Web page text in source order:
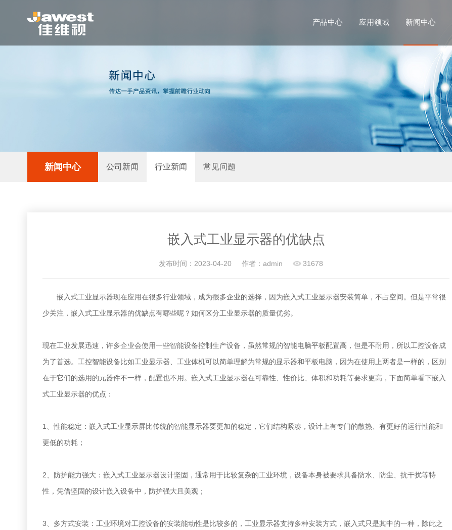
产品中心 应用领域 新闻中心
新闻中心 公司新闻 行业新闻 常见问题
嵌入式工业显示器的优缺点
发布时间：2023-04-20 作者：admin 31678
嵌入式工业显示器现在应用在很多行业领域，成为很多企业的选择，因为嵌入式工业显示器安装简单，不占空间。但是平常很
少关注，嵌入式工业显示器的优缺点有哪些呢？如何区分工业显示器的质量优劣。
现在工业发展迅速，许多企业会使用一些智能设备控制生产设备，虽然常规的智能电脑平板配置高，但是不耐用，所以工控设备成
为了首选。工控智能设备比如工业显示器、工业体机可以简单理解为常规的显示器和平板电脑，因为在使用上两者是一样的，区别
在于它们的选用的元器件不一样，配置也不用。嵌入式工业显示器在可靠性、性价比、体积和功耗等要求更高，下面简单看下嵌入
式工业显示器的优点：
1、性能稳定：嵌入式工业显示屏比传统的智能显示器要更加的稳定，它们结构紧凑，设计上有专门的散热、有更好的运行性能和
更低的功耗；
2、防护能力强大：嵌入式工业显示器设计坚固，通常用于比较复杂的工业环境，设备本身被要求具备防水、防尘、抗干扰等特
性，凭借坚固的设计嵌入设备中，防护强大且美观；
3、多方式安装：工业环境对工控设备的安装能动性是比较多的，工业显示器支持多种安装方式，嵌入式只是其中的一种，除此之